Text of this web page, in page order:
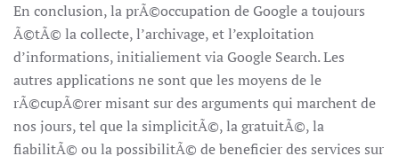
En conclusion, la prÃ©occupation de Google a toujours
Ã©tÃ© la collecte, l’archivage, et l’exploitation
d’informations, initialiement via Google Search. Les
autres applications ne sont que les moyens de le
rÃ©cupÃ©rer misant sur des arguments qui marchent de
nos jours, tel que la simplicitÃ©, la gratuitÃ©, la
fiabilitÃ© ou la possibilitÃ© de beneficier des services sur